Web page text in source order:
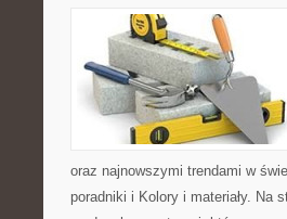
oraz najnowszymi trendami w
poradniki i Kolory i materiały. Na